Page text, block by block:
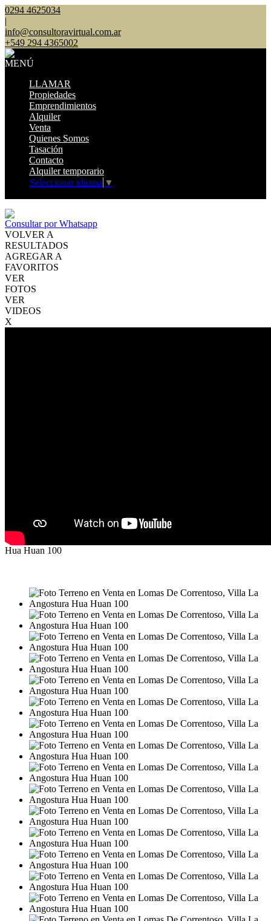
0294 4625034
|
info@consultoravirtual.com.ar
+549 294 4365002
MENÚ
LLAMAR
Propiedades
Emprendimientos
Alquiler
Venta
Quienes Somos
Tasación
Contacto
Alquiler temporario
Seleccionar idioma ▼
Consultar por Whatsapp
VOLVER A
RESULTADOS
AGREGAR A
FAVORITOS
VER
FOTOS
VER
VIDEOS
X
Hua Huan 100